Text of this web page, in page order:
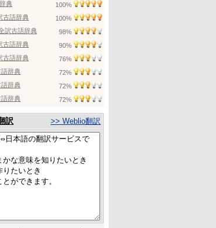
典 100%
古語辞典 100%
訳古語辞典 98%
古語辞典 90%
古語辞典 76%
辞典 72%
辞典 72%
辞典 72%
訳 >> Weblio翻訳